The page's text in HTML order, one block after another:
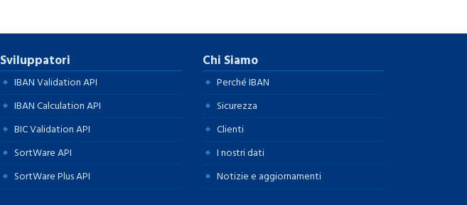
Sviluppatori
IBAN Validation API
IBAN Calculation API
BIC Validation API
SortWare API
SortWare Plus API
Chi Siamo
Perché IBAN
Sicurezza
Clienti
I nostri dati
Notizie e aggiornamenti